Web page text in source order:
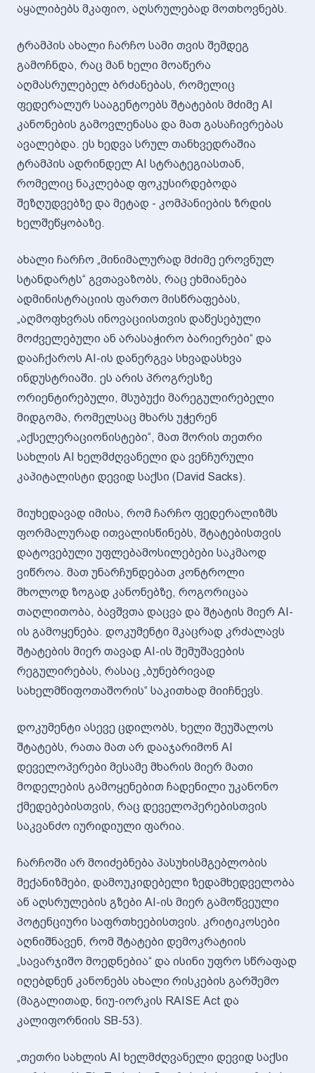
აყალიბებს მკაფიო, აღსრულებად მოთხოვნებს.
ტრამპის ახალი ჩარჩო სამი თვის შემდეგ
გამოჩნდა, რაც მან ხელი მოაწერა
აღმასრულებელ ბრძანებას, რომელიც
ფედერალურ სააგენტოებს შტატების მძიმე AI
კანონების გამოვლენასა და მათ გასაჩივრებას
ავალებდა. ეს ხედვა სრულ თანხვედრაშია
ტრამპის ადრინდელ AI სტრატეგიასთან,
რომელიც ნაკლებად ფოკუსირდებოდა
შეზღუდვებზე და მეტად - კომპანიების ზრდის
ხელშეწყობაზე.
ახალი ჩარჩო „მინიმალურად მძიმე ეროვნულ
სტანდარტს“ გვთავაზობს, რაც ეხმიანება
ადმინისტრაციის ფართო მისწრაფებას,
„აღმოფხვრას ინოვაციისთვის დაწესებული
მოძველებული ან არასაჭირო ბარიერები“ და
დააჩქაროს AI-ის დანერგვა სხვადასხვა
ინდუსტრიაში. ეს არის პროგრესზე
ორიენტირებული, მსუბუქი მარეგულირებელი
მიდგომა, რომელსაც მხარს უჭერენ
„აქსელერაციონისტები“, მათ შორის თეთრი
სახლის AI ხელმძღვანელი და ვენჩურული
კაპიტალისტი დევიდ საქსი (David Sacks).
მიუხედავად იმისა, რომ ჩარჩო ფედერალიზმს
ფორმალურად ითვალისწინებს, შტატებისთვის
დატოვებული უფლებამოსილებები საკმაოდ
ვიწროა. მათ უნარჩუნდებათ კონტროლი
მხოლოდ ზოგად კანონებზე, როგორიცაა
თაღლითობა, ბავშვთა დაცვა და შტატის მიერ AI-
ის გამოყენება. დოკუმენტი მკაცრად კრძალავს
შტატების მიერ თავად AI-ის შემუშავების
რეგულირებას, რასაც „ბუნებრივად
სახელმწიფოთაშორის“ საკითხად მიიჩნევს.
დოკუმენტი ასევე ცდილობს, ხელი შეუშალოს
შტატებს, რათა მათ არ დააჯარიმონ AI
დეველოპერები მესამე მხარის მიერ მათი
მოდელების გამოყენებით ჩადენილი უკანონო
ქმედებებისთვის, რაც დეველოპერებისთვის
საკვანძო იურიდიული ფარია.
ჩარჩოში არ მოიძებნება პასუხისმგებლობის
მექანიზმები, დამოუკიდებელი ზედამხედველობა
ან აღსრულების გზები AI-ის მიერ გამოწვეული
პოტენციური საფრთხეებისთვის. კრიტიკოსები
აღნიშნავენ, რომ შტატები დემოკრატიის
„სავარჯიშო მოედნებია“ და ისინი უფრო სწრაფად
იღებდნენ კანონებს ახალი რისკების გარშემო
(მაგალითად, ნიუ-იორკის RAISE Act და
კალიფორნიის SB-53).
„თეთრი სახლის AI ხელმძღვანელი დევიდ საქსი